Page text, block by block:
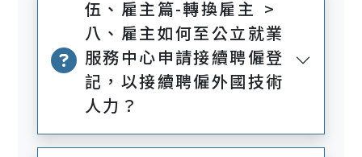
伍、雇主篇-轉換雇主 >
八、雇主如何至公立就業
服務中心申請接續聘僱登
記，以接續聘僱外國技術
人力？